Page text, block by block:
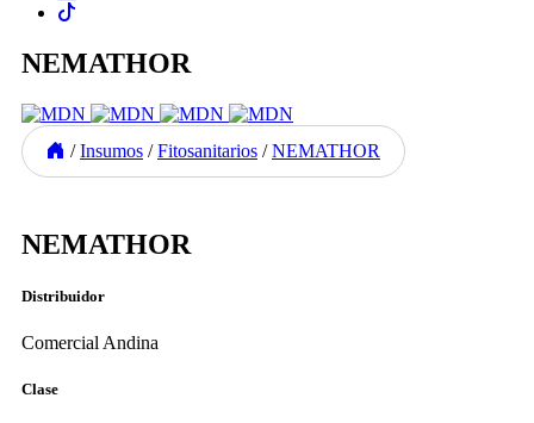
NEMATHOR
/ Insumos / Fitosanitarios / NEMATHOR
NEMATHOR
Distribuidor
Comercial Andina
Clase